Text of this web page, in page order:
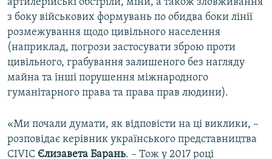
з боку військових формувань по обидва боки лінії
розмежування щодо цивільного населення
(наприклад, погрози застосувати зброю проти
цивільного, грабування залишеного без нагляду
майна та інші порушення міжнародного
гуманітарного права та права прав людини).
«Ми почали думати, як відповісти на ці виклики, –
розповідає керівник українського представництва
CIVIC Єлизавета Барань. – Тож у 2017 році